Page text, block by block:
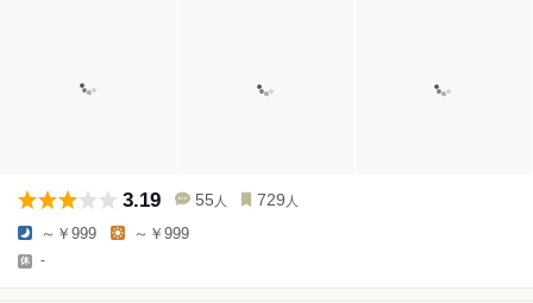
3.19 55 人 729 人
～￥999 ～￥999
-